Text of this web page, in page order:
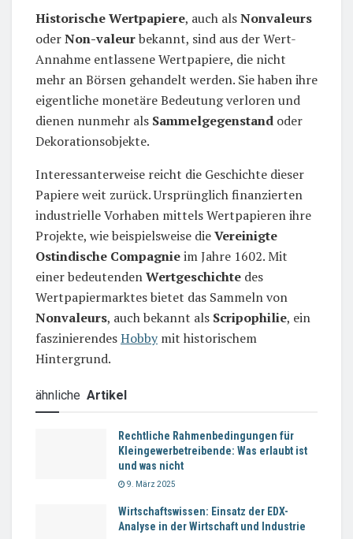
Historische Wertpapiere, auch alsNonvaleurs
oderNon-valeurbekannt, sind aus der Wert-
Annahme entlassene Wertpapiere, die nicht
mehr an Börsen gehandelt werden. Sie haben ihre
eigentliche monetäre Bedeutung verloren und
dienen nunmehr als Sammelgegenstand oder
Dekorationsobjekte.
Interessanterweise reicht die Geschichte dieser
Papiere weit zurück. Ursprünglich finanzierten
industrielle Vorhaben mittels Wertpapieren ihre
Projekte, wie beispielsweise dieVereinigte
Ostindische Compagnieim Jahre 1602. Mit
einer bedeutendenWertgeschichte des
Wertpapiermarktes bietet das Sammeln von
Nonvaleurs, auch bekannt als Scripophilie, ein
faszinierendesHobbymit historischem
Hintergrund.
ähnliche Artikel
Rechtliche Rahmenbedingungen für
Kleingewerbetreibende: Was erlaubt ist
und was nicht
9. März 2025
Wirtschaftswissen: Einsatz der EDX-
Analyse in der Wirtschaft und Industrie